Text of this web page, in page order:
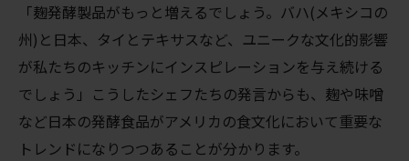
「麹発酵製品がもっと増えるでしょう。バハ(メキシコの
州)と日本、タイとテキサスなど、ユニークな文化的影響
が私たちのキッチンにインスピレーションを与え続ける
でしょう」 こうしたシェフたちの発言からも、麹や味噌
など日本の発酵食品がアメリカの食文化において重要な
トレンドになりつつあることが分かります。